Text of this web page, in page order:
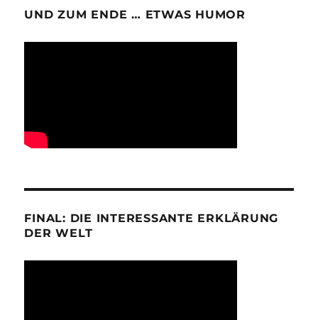
UND ZUM ENDE … ETWAS HUMOR
FINAL: DIE INTERESSANTE ERKLÄRUNG
DER WELT